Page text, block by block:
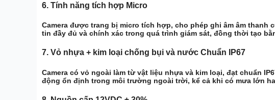
6. Tính năng tích hợp Micro
Camera được trang bị micro tích hợp, cho phép ghi âm âm thanh
tin đầy đủ và chính xác trong quá trình giám sát, đồng thời tạo
7. Vỏ nhựa + kim loại chống bụi và nước Chuẩn IP67
Camera có vỏ ngoài làm từvật liệu nhựa và kim loại, đạt chuẩn
động ổn định trong môi trường ngoài trời, kể cả khi có mưa lớn